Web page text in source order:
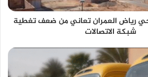
رياض العمران تعاني من ضعف تغطية
شبكة الاتصالات